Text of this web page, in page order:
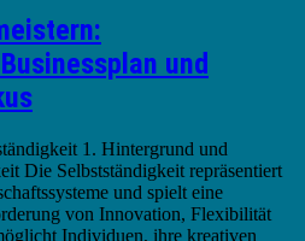
und
1. Hintergrund und
Die Selbstständigkeit repräsentiert
und spielt eine
von Innovation, Flexibilität
Individuen, ihre kreativen